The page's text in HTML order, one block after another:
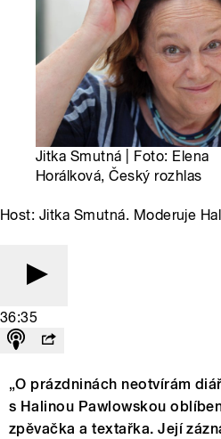
Jitka Smutná | Foto: Elena
Horálková, Český rozhlas
Host: Jitka Smutná. Moderuje
36:35
„O prázdninách neotvírám
s Halinou Pawlowskou
zpěvačka a textařka. Její